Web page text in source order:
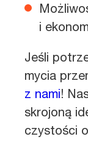
i
Jeśli
mycia
z nami!
skrojoną
czystości